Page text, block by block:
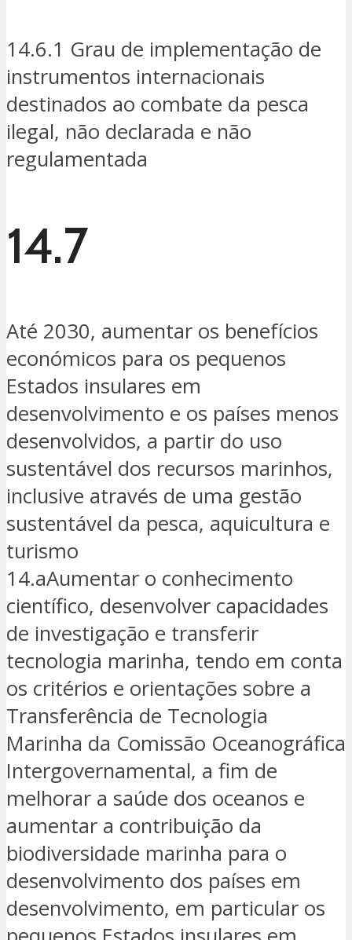
14.6.1 Grau de implementação de
instrumentos internacionais
destinados ao combate da pesca
ilegal, não declarada e não
regulamentada
14.7
Até 2030, aumentar os benefícios
económicos para os pequenos
Estados insulares em
desenvolvimento e os países menos
desenvolvidos, a partir do uso
sustentável dos recursos marinhos,
inclusive através de uma gestão
sustentável da pesca, aquicultura e
turismo
14.aAumentar o conhecimento
científico, desenvolver capacidades
de investigação e transferir
tecnologia marinha, tendo em conta
os critérios e orientações sobre a
Transferência de Tecnologia
Marinha da Comissão Oceanográfica
Intergovernamental, a fim de
melhorar a saúde dos oceanos e
aumentar a contribuição da
biodiversidade marinha para o
desenvolvimento dos países em
desenvolvimento, em particular os